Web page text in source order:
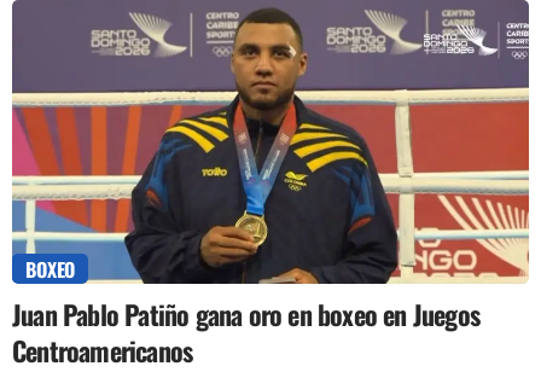
BOXEO
Juan Pablo Patiño gana oro en boxeo en Juegos
Centroamericanos